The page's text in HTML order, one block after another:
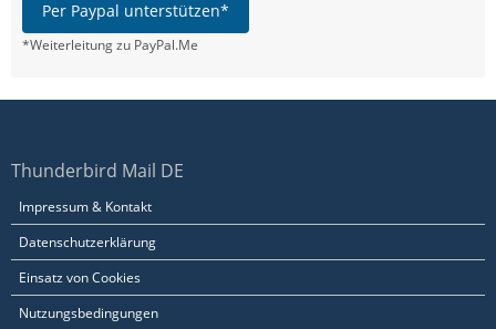
Per Paypal unterstützen*
*Weiterleitung zu PayPal.Me
Thunderbird Mail DE
Impressum & Kontakt
Datenschutzerklärung
Einsatz von Cookies
Nutzungsbedingungen